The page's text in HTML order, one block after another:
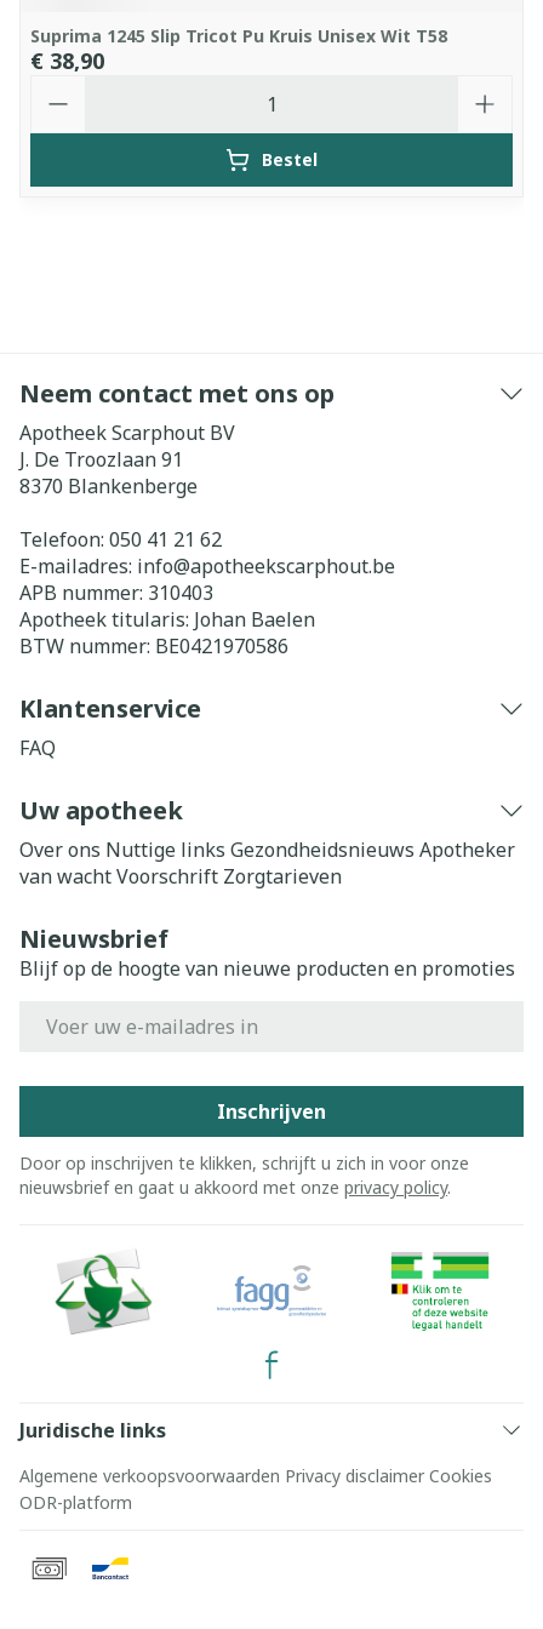
Suprima 1245 Slip Tricot Pu Kruis Unisex Wit T58
€ 38,90
Bestel
Neem contact met ons op
Apotheek Scarphout BV
J. De Troozlaan 91
8370 Blankenberge
Telefoon: 050 41 21 62
E-mailadres: info@apotheekscarphout.be
APB nummer: 310403
Apotheek titularis: Johan Baelen
BTW nummer: BE0421970586
Klantenservice
FAQ
Uw apotheek
Over ons Nuttige links Gezondheidsnieuws Apotheker
van wachtVoorschrift Zorgtarieven
Nieuwsbrief
Blijf op de hoogte van nieuwe producten en promoties
Inschrijven
Door op inschrijven te klikken, schrijft u zich in voor onze
nieuwsbrief en gaat u akkoord met onze privacy policy.
Juridische links
Algemene verkoopsvoorwaarden Privacy disclaimer Cookies
ODR-platform